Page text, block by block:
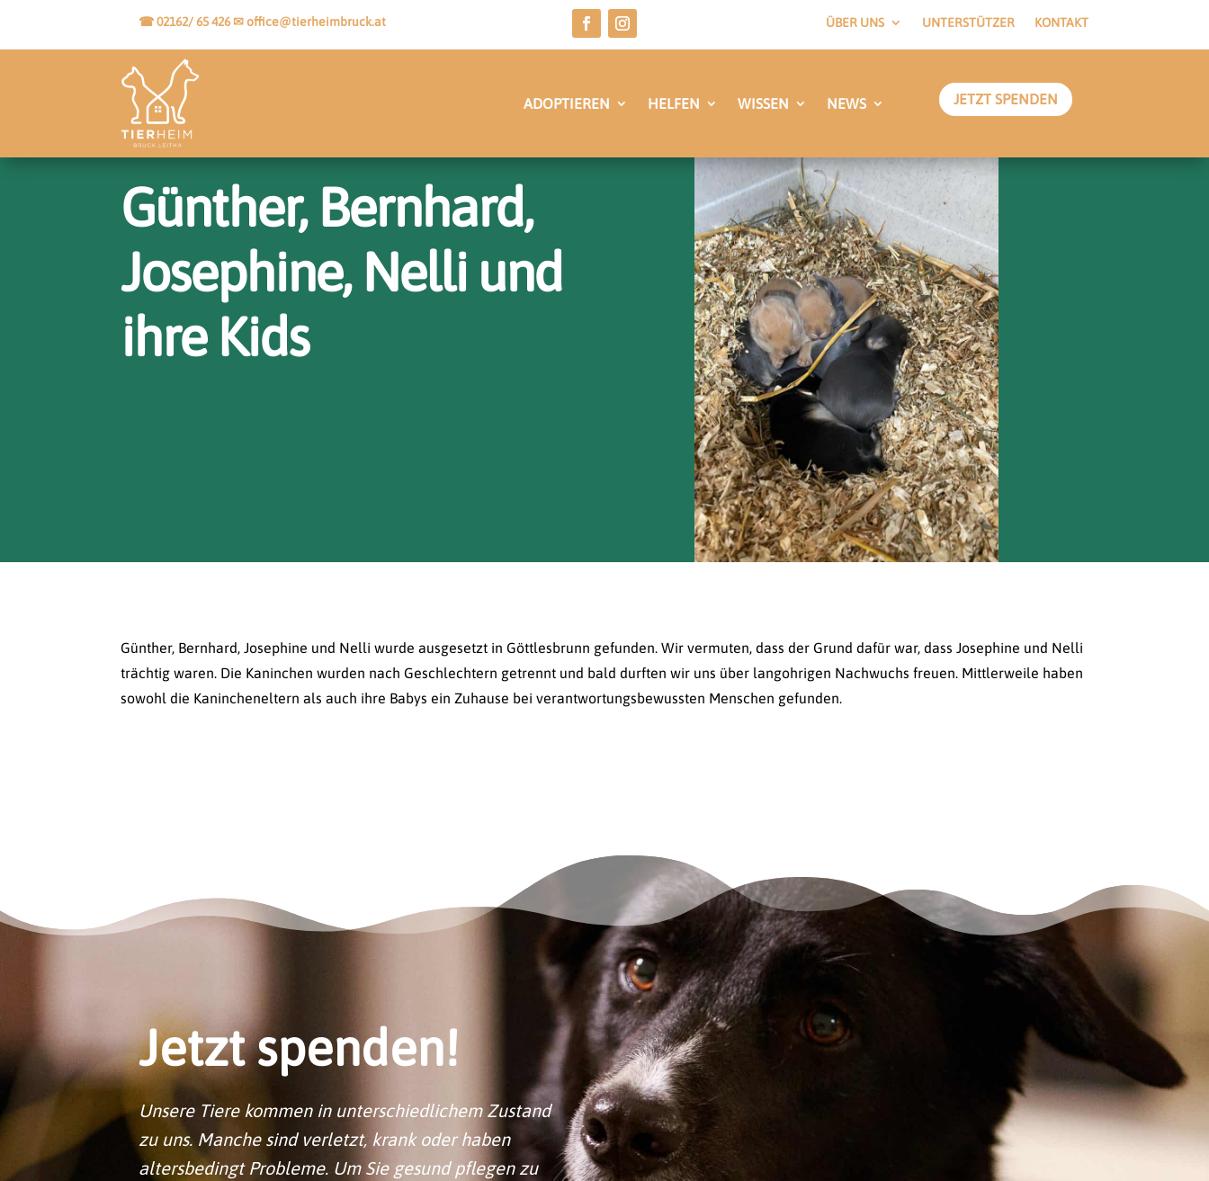
☎ 02162/ 65 426✉office@tierheimbruck.at ÜBER UNS UNTERSTÜTZER KONTAKT
ADOPTIEREN HELFEN WISSEN NEWS JETZT SPENDEN
Günther, Bernhard,
Josephine, Nelli und
ihre Kids
Günther, Bernhard, Josephine und Nelli wurde ausgesetzt in Göttlesbrunn gefunden. Wir vermuten, dass der Grund dafür war, dass Josephine und Nelli
trächtig waren. Die Kaninchen wurden nach Geschlechtern getrennt und bald durften wir uns über langohrigen Nachwuchs freuen. Mittlerweile haben
sowohl die Kanincheneltern als auch ihre Babys ein Zuhause bei verantwortungsbewussten Menschen gefunden.
Jetzt spenden!
Unsere Tiere kommen in unterschiedlichem Zustand
zu uns. Manche sind verletzt, krank oder haben
altersbedingt Probleme. Um Sie gesund pflegen zu